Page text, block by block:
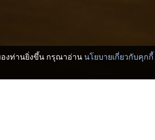
องท่านยิ่งขึ้น กรุณาอ่าน นโยบายเกี่ยวกับคุกกี้